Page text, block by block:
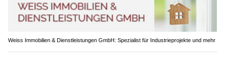
Weiss Immobilien & Dienstleistungen GmbH: Spezialist für Industrieprojekte und mehr